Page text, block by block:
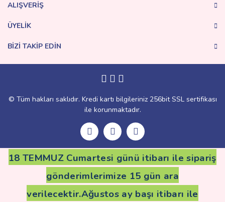
ALIŞVERİŞ
ÜYELİK
BİZİ TAKİP EDİN
© Tüm hakları saklıdır. Kredi kartı bilgileriniz 256bit SSL sertifikası
ile korunmaktadır.
18 TEMMUZ Cumartesi günü itibarı ile sipariş
gönderimlerimize 15 gün ara
verilecektir.Ağustos ay başı itibarı ile